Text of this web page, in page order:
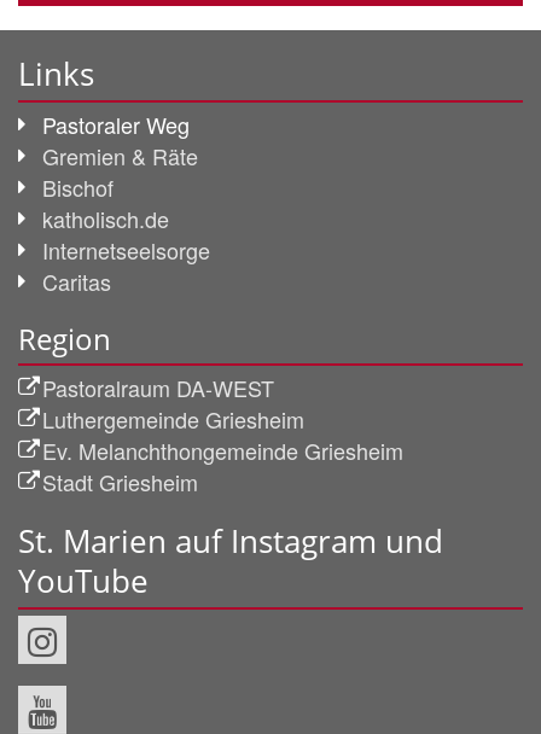
Links
Pastoraler Weg
Gremien & Räte
Bischof
katholisch.de
Internetseelsorge
Caritas
Region
Pastoralraum DA-WEST
Luthergemeinde Griesheim
Ev. Melanchthongemeinde Griesheim
Stadt Griesheim
St. Marien auf Instagram und
YouTube